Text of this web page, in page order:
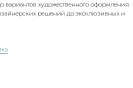
художественного оформления
решений до эксклюзивных и